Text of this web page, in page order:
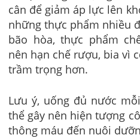
cân để giảm áp lực lên
những thực phẩm nhiều
bão hòa, thực phẩm
nên hạn chế rượu, bia vì
trầm trọng hơn.
Lưu ý, uống đủ nước
thể gây nên hiện tượng
thông máu đến nuôi